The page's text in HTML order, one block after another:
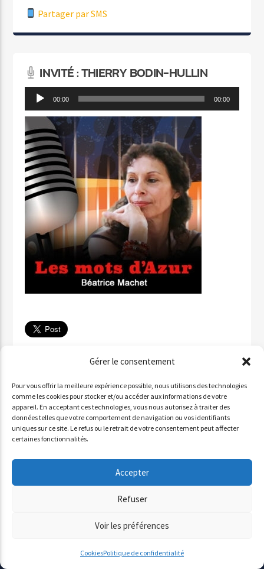
Gérer le consentement
Pour vous offrir la meilleure expérience possible, nous utilisons des technologies
comme les cookies pour stocker et/ou accéder aux informations de votre
appareil. En acceptant ces technologies, vous nous autorisez à traiter des
données telles que votre comportement de navigation ou vos identifiants
uniques sur ce site. Le refus ou le retrait de votre consentement peut affecter
certaines fonctionnalités.
Accepter
Refuser
Voir les préférences
CookiesPolitique de confidentialité
Partager par SMS
INVITÉ : THIERRY BODIN-HULLIN
Lecteur 00:00 00:00
Partager sur WhatsApp
Partager par SMS
INVITÉ : ALDO QURESHI